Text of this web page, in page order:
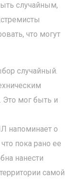
случайным,
что могут
случайный.
Это мог быть и
напоминает о
пока рано ее
нанести
самой